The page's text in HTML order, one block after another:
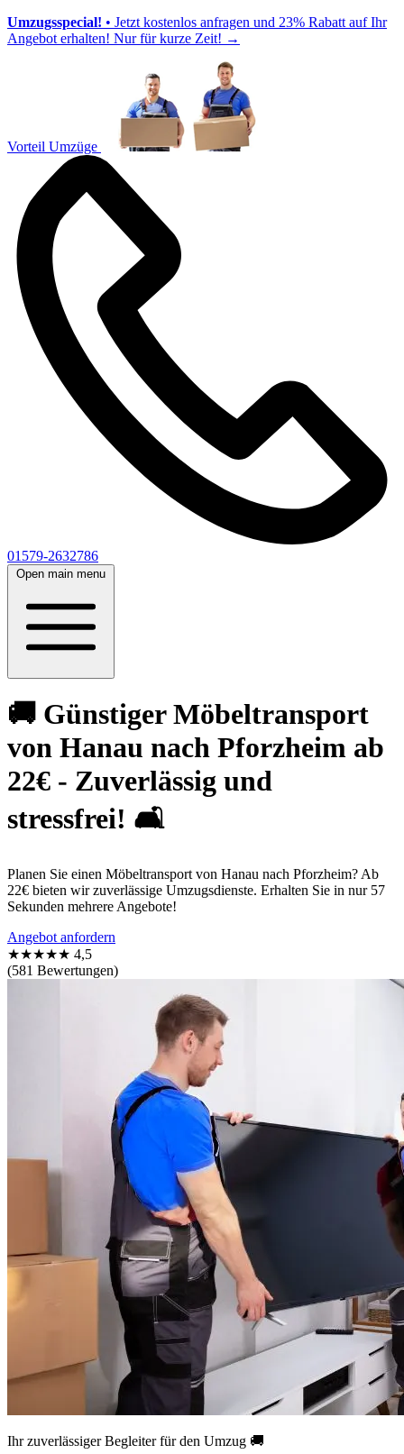
Umzugsspecial! • Jetzt kostenlos anfragen und 23% Rabatt auf Ihr
Angebot erhalten! Nur für kurze Zeit! →
Vorteil Umzüge
01579-2632786
Open main menu
🚚 Günstiger Möbeltransport
von Hanau nach Pforzheim ab
22€ - Zuverlässig und
stressfrei! 🛋️
Planen Sie einen Möbeltransport von Hanau nach Pforzheim? Ab
22€ bieten wir zuverlässige Umzugsdienste. Erhalten Sie in nur 57
Sekunden mehrere Angebote!
Angebot anfordern
★★★★★ 4,5
(581 Bewertungen)
Ihr zuverlässiger Begleiter für den Umzug 🚚